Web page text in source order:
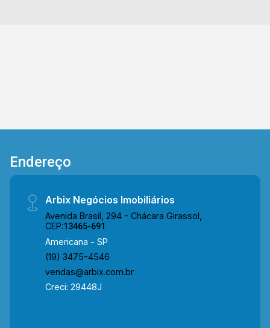
Endereço
Arbix Negócios Imobiliários
Avenida Brasil, 294 - Chácara Girassol,
CEP:13465-691
Americana - SP
(19) 3475-4546
vendas@arbix.com.br
Creci: 29448J